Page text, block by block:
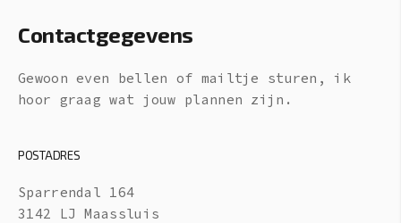
Contactgegevens
Gewoon even bellen of mailtje sturen, ik
hoor graag wat jouw plannen zijn.
POSTADRES
Sparrendal 164
3142 LJ Maassluis